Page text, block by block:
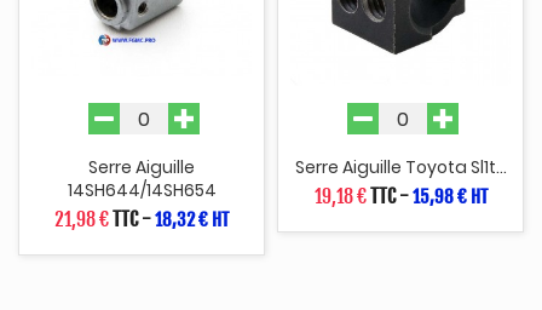
Serre Aiguille
14SH644/14SH654
21,98 €TTC-18,32 € HT
Serre Aiguille Toyota Sl1t...
19,18 €TTC-15,98 € HT